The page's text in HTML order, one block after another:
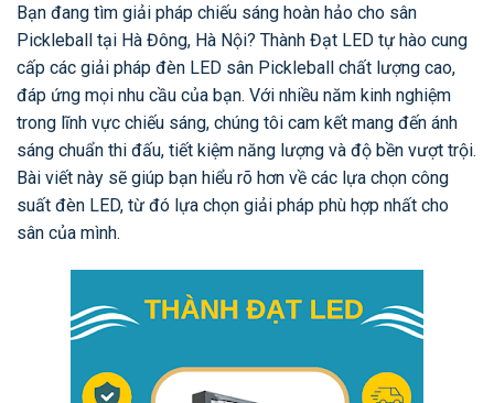
Bạn đang tìm giải pháp chiếu sáng hoàn hảo cho sân
Pickleball tại Hà Đông, Hà Nội? Thành Đạt LED tự hào cung
cấp các giải pháp đèn LED sân Pickleball chất lượng cao,
đáp ứng mọi nhu cầu của bạn. Với nhiều năm kinh nghiệm
trong lĩnh vực chiếu sáng, chúng tôi cam kết mang đến ánh
sáng chuẩn thi đấu, tiết kiệm năng lượng và độ bền vượt trội.
Bài viết này sẽ giúp bạn hiểu rõ hơn về các lựa chọn công
suất đèn LED, từ đó lựa chọn giải pháp phù hợp nhất cho
sân của mình.